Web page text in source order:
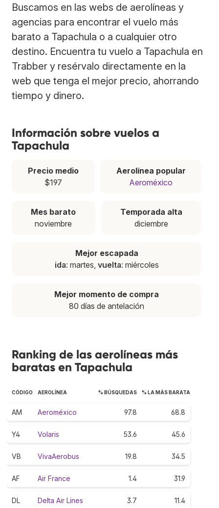
Buscamos en las webs de aerolíneas y
agencias para encontrar el vuelo más
barato a Tapachula o a cualquier otro
destino. Encuentra tu vuelo a Tapachula en
Trabber y resérvalo directamente en la
web que tenga el mejor precio, ahorrando
tiempo y dinero.
Información sobre vuelos a
Tapachula
Precio medio
$197
Aerolínea popular
Aeroméxico
Mes barato
noviembre
Temporada alta
diciembre
Mejor escapada
ida: martes, vuelta: miércoles
Mejor momento de compra
80 días de antelación
Ranking de las aerolíneas más
baratas en Tapachula
CÓDIGO AEROLÍNEA % BÚSQUEDAS % LA MÁS BARATA
AM Aeroméxico 97.8 68.8
Y4 Volaris 53.6 45.6
VB VivaAerobus 19.8 34.5
AF Air France 1.4 31.9
DL Delta Air Lines 3.7 11.4